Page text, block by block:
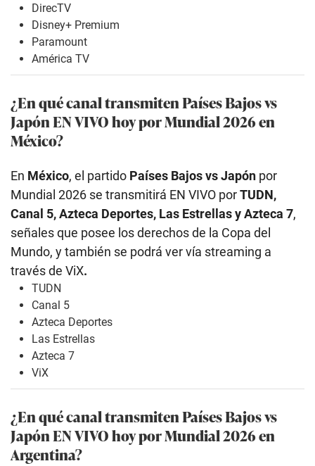
DirecTV
Disney+ Premium
Paramount
América TV
¿En qué canal transmiten Países Bajos vs
Japón EN VIVO hoy por Mundial 2026 en
México?
En México, el partido Países Bajos vs Japón por
Mundial 2026 se transmitirá EN VIVO porTUDN,
Canal 5, Azteca Deportes, Las Estrellas y Azteca 7,
señales que posee los derechos de la Copa del
Mundo, y también se podrá ver vía streaming a
través de ViX.
TUDN
Canal 5
Azteca Deportes
Las Estrellas
Azteca 7
ViX
¿En qué canal transmiten Países Bajos vs
Japón EN VIVO hoy por Mundial 2026 en
Argentina?